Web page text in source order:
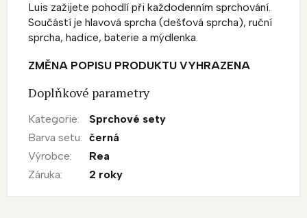
Luis zažijete pohodlí při každodenním sprchování.
Součástí je hlavová sprcha (dešťová sprcha), ruční
sprcha, hadice, baterie a mýdlenka.
ZMĚNA POPISU PRODUKTU VYHRAZENA
Doplňkové parametry
Kategorie:
Sprchové sety
Barva setu: černá
Výrobce:
Rea
Záruka: 2 roky